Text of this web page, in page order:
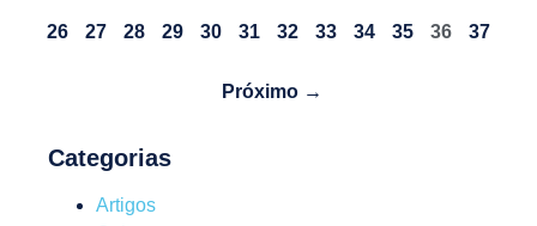
26 27 28 29 30 31 32 33 34 35 36 37
Próximo →
Categorias
Artigos